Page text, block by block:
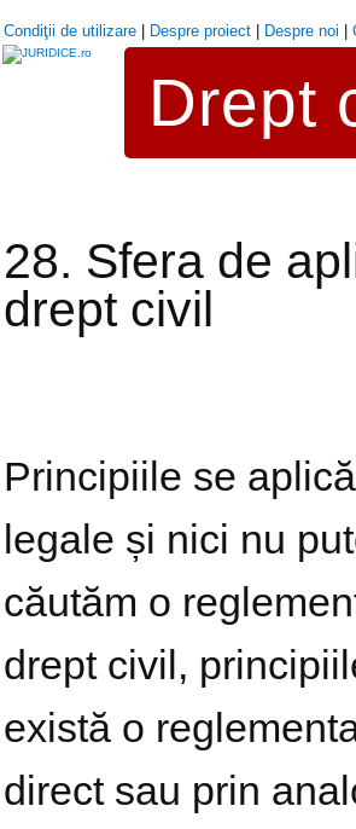
Condiţii de utilizare| Despre proiect| Despre noi
Drept
28. Sfera de
drept civil
Principiile se
legale și nici nu
căutăm o
drept civil,
există o
direct sau prin